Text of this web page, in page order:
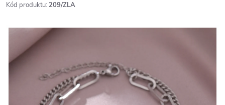
Kód produktu: 209/ZLA